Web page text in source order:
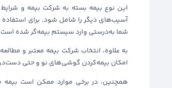
این نوع بیمه بسته به شرکت بیمه و
آسیب‌های دیگر را شامل شود. برای استفاده
شما به‌درستی وارد سیستم بیمه‌گر شده
به علاوه، انتخاب شرکت بیمه معتبر و
امکان بیمه‌کردن گوشی‌های نو و حتی
همچنین، در برخی موارد ممکن است